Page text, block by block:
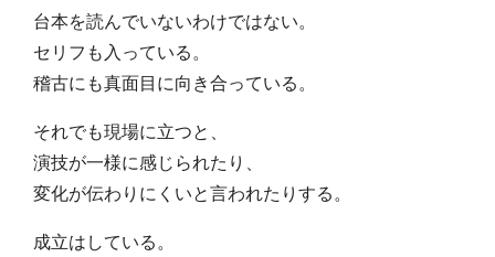
台本を読んでいないわけではない。
セリフも入っている。
稽古にも真面目に向き合っている。
それでも現場に立つと、
演技が一様に感じられたり、
変化が伝わりにくいと言われたりする。
成立はしている。